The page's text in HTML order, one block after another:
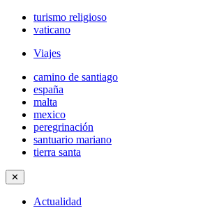
turismo religioso
vaticano
Viajes
camino de santiago
españa
malta
mexico
peregrinación
santuario mariano
tierra santa
✕
Actualidad